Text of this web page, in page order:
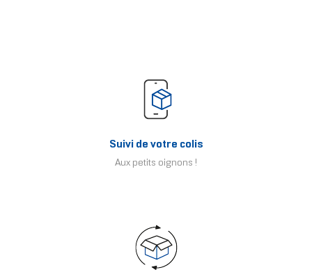
Suivi de votre colis
Aux petits oignons !